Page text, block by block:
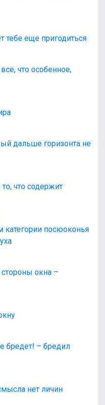
тебе еще пригодиться
что особенное,
дальше горизонта не
что содержит
посюоконья
окна –
бредет! – бредил
нет личин